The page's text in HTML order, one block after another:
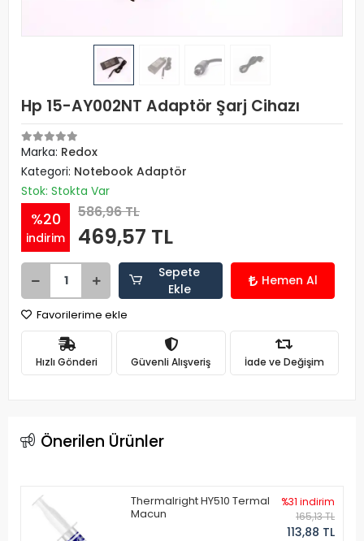
Hp 15-AY002NT Adaptör Şarj Cihazı
Marka: Redox
Kategori: Notebook Adaptör
Stok: Stokta Var
%20
indirim
586,96 TL
469,57 TL
Sepete
Ekle
Hemen Al
Favorilerime ekle
Hızlı Gönderi Güvenli Alışveriş İade ve Değişim
Önerilen Ürünler
Thermalright HY510 Termal
Macun
%31 indirim
165,13 TL
113,88 TL